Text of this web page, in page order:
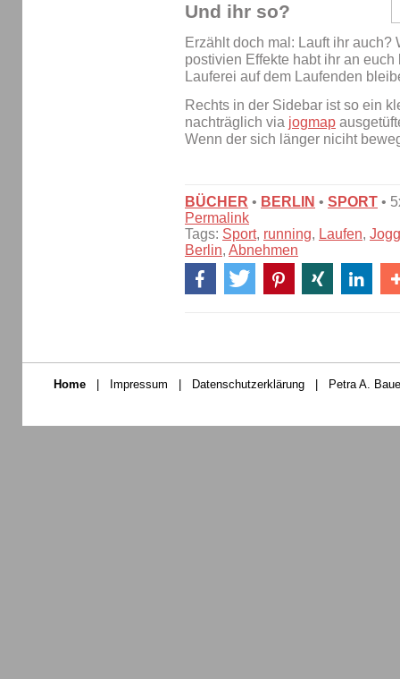
Und ihr so?
Erzählt doch mal: Lauft ihr
postivien Effekte habt ihr an
Lauferei auf dem Laufenden
Rechts in der Sidebar ist so ein
nachträglich via jogmap
Wenn der sich länger niciht
BÜCHER • BERLIN • SPORT •
Permalink
Tags: Sport, running, Laufen,
Berlin, Abnehmen
Home Impressum Datenschutzerklärung Petra A.